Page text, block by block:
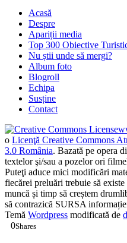
Acasă
Despre
Apariții media
Top 300 Obiective
Nu știi unde să mergi?
Album foto
Blogroll
Echipa
Susține
Contact
o Licenţă Creative Commons
3.0 România. Bazată pe opera
textelor şi/sau a pozelor ori
Puteţi aduce mici modificări
fiecărei preluări trebuie să
muncă și timp să creștem
să contrazică SURSA
Temă Wordpress modificată de
0Shares